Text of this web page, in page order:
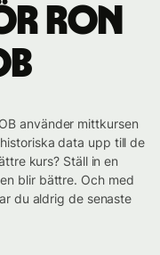
RON
använder mittkursen
data upp till de
kurs? Ställ in en
blir bättre. Och med
du aldrig de senaste